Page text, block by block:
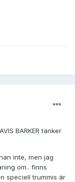
BARKER tänker
inte, men jag
om.. finns
speciell trummis är